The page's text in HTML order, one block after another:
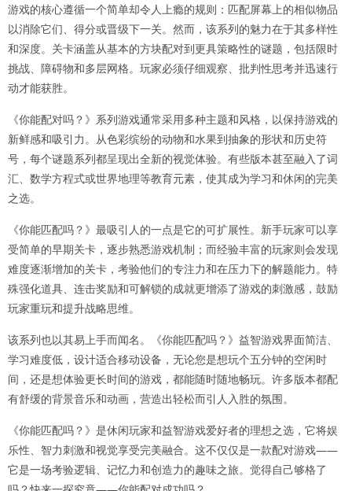
游戏的核心遵循一个简单却令人上瘾的规则：匹配屏幕上的相似物品
以消除它们、得分或晋级下一关。然而，该系列的魅力在于其多样性
和深度。关卡涵盖从基本的方块配对到更具策略性的谜题，包括限时
挑战、障碍物和多层网格。玩家必须仔细观察、批判性思考并迅速行
动才能获胜。
《你能配对吗？》系列游戏通常采用多种主题和风格，以保持游戏的
新鲜感和吸引力。从色彩缤纷的动物和水果到抽象的形状和历史符
号，每个谜题系列都呈现出全新的视觉体验。有些版本甚至融入了词
汇、数学方程式或世界地理等教育元素，使其成为学习和休闲的完美
之选。
《你能匹配吗？》最吸引人的一点是它的可扩展性。新手玩家可以享
受简单的早期关卡，逐步熟悉游戏机制；而经验丰富的玩家则会发现
难度逐渐增加的关卡，考验他们的专注力和在压力下的解题能力。特
殊强化道具、连击奖励和可解锁的成就更增添了游戏的刺激感，鼓励
玩家重玩和提升战略思维。
该系列也以其易上手而闻名。《你能匹配吗？》益智游戏界面简洁、
学习难度低，设计适合移动设备，无论您是想玩个五分钟的空闲时
间，还是想体验更长时间的游戏，都能随时随地畅玩。许多版本都配
有舒缓的背景音乐和动画，营造出轻松而引人入胜的氛围。
《你能匹配吗？》是休闲玩家和益智游戏爱好者的理想之选，它将娱
乐性、智力刺激和视觉享受完美融合。这不仅仅是一款配对游戏——
它是一场考验逻辑、记忆力和创造力的趣味之旅。觉得自己够格了